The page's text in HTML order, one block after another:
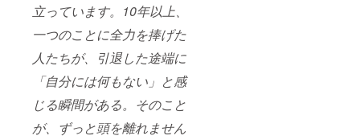
立っています。10年以上、
一つのことに全力を捧げた
人たちが、引退した途端に
「自分には何もない」と感
じる瞬間がある。そのこと
が、ずっと頭を離れません